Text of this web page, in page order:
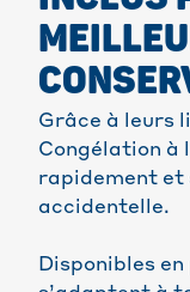
Grâce à leurs
Congélation à
rapidement et
accidentelle.
Disponibles